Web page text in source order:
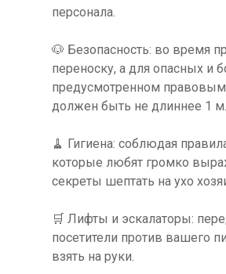
персонала.
🐶 Безопасность: во время
переноску, а для опасных и
предусмотренном
должен быть не длиннее 1 м.
🧹 Гигиена: соблюдая
которые любят громко
секреты шептать на ухо
🛒 Лифты и эскалаторы:
посетители против вашего
взять на руки.